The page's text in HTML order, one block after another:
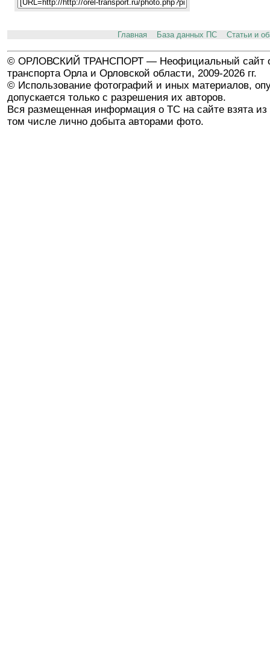
Главная База данных ПС Статьи и
© ОРЛОВСКИЙ ТРАНСПОРТ — Неофициальный сайт
транспорта Орла и Орловской области, 2009-2026 гг.
© Использование фотографий и иных материалов,
допускается только с разрешения их авторов.
Вся размещенная информация о ТС на сайте взята из
том числе лично добыта авторами фото.